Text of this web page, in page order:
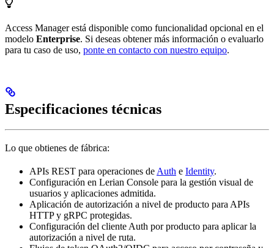
Access Manager está disponible como funcionalidad opcional en el
modelo Enterprise. Si deseas obtener más información o evaluarlo
para tu caso de uso, ponte en contacto con nuestro equipo.
Especificaciones técnicas
Lo que obtienes de fábrica:
APIs REST para operaciones deAuth e Identity.
Configuración en Lerian Console para la gestión visual de
usuarios y aplicaciones admitida.
Aplicación de autorización a nivel de producto para APIs
HTTP y gRPC protegidas.
Configuración del cliente Auth por producto para aplicar la
autorización a nivel de ruta.